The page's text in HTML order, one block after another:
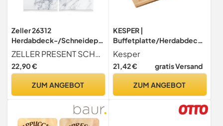
Zeller 26312
Herdabdeck-/Schneidepla
tten Marmor-Optik, Glas,
weiß, 30 x 52 x 1 cm, 2
Einheiten
ZELLER PRESENT SCHÖNER LEBEN. PRAKTISCH WOHNEN.
22,90 €
ZUM ANGEBOT
KESPER |
Buffetplatte/Herdabdeckp
latte mit Einbrand, Material:
Bambus, Maße: 56 x 50 x 4
cm, Holzstärke: 1,6 cm,
Kesper
21,42 € gratis Versand
ZUM ANGEBOT